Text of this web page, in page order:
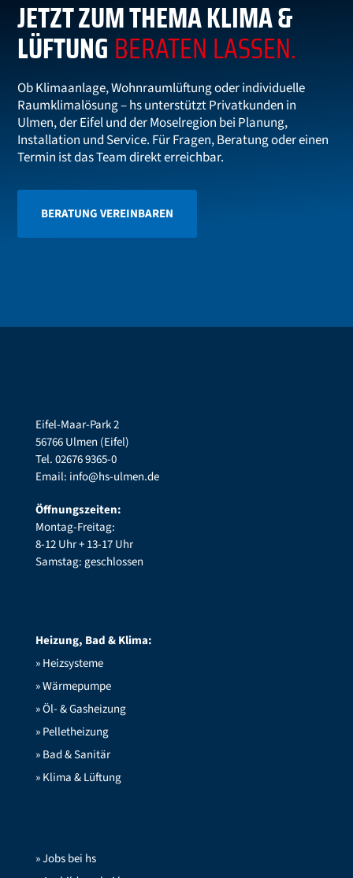
JETZT ZUM THEMA KLIMA &
LÜFTUNGBERATEN LASSEN.
Ob Klimaanlage, Wohnraumlüftung oder individuelle
Raumklimalösung – hs unterstützt Privatkunden in
Ulmen, der Eifel und der Moselregion bei Planung,
Installation und Service. Für Fragen, Beratung oder einen
Termin ist das Team direkt erreichbar.
BERATUNG VEREINBAREN
Eifel-Maar-Park 2
56766 Ulmen (Eifel)
Tel. 02676 9365-0
Email: info@hs-ulmen.de
Öffnungszeiten:
Montag-Freitag:
8-12 Uhr + 13-17 Uhr
Samstag: geschlossen
Heizung, Bad & Klima:
» Heizsysteme
» Wärmepumpe
» Öl- & Gasheizung
» Pelletheizung
» Bad & Sanitär
» Klima & Lüftung
» Jobs bei hs